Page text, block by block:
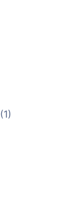
(1)